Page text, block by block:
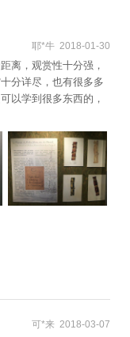
耶*牛 2018-01-30
离，观赏性十分强，
分详尽，也有很多多
以学到很多东西的，
可*来 2018-03-07